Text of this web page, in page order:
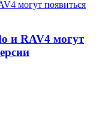
и RAV4 могут